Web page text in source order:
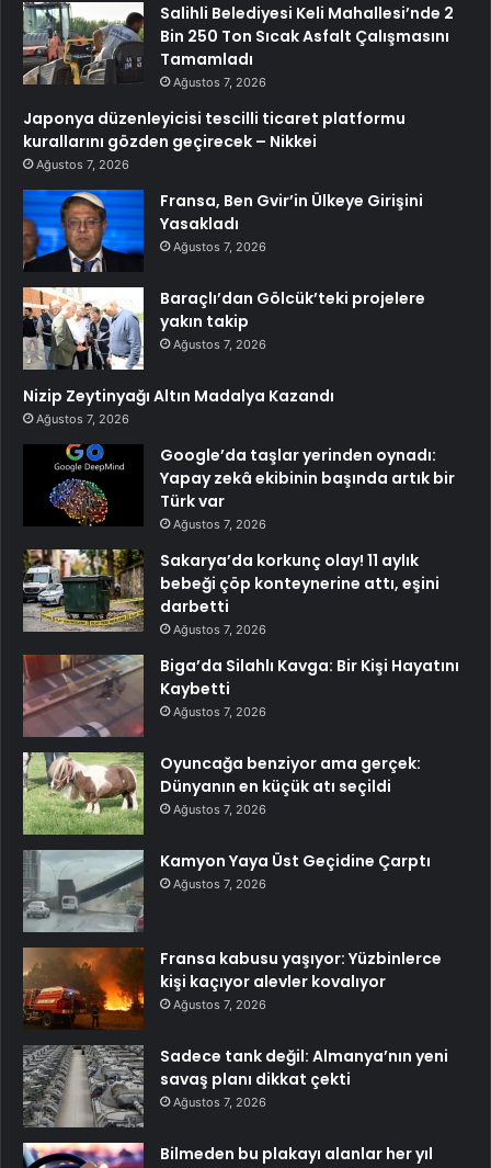
Salihli Belediyesi Keli Mahallesi’nde 2
Bin 250 Ton Sıcak Asfalt Çalışmasını
Tamamladı
Ağustos 7, 2026
Japonya düzenleyicisi tescilli ticaret platformu
kurallarını gözden geçirecek – Nikkei
Ağustos 7, 2026
Fransa, Ben Gvir’in Ülkeye Girişini
Yasakladı
Ağustos 7, 2026
Baraçlı’dan Gölcük’teki projelere
yakın takip
Ağustos 7, 2026
Nizip Zeytinyağı Altın Madalya Kazandı
Ağustos 7, 2026
Google’da taşlar yerinden oynadı:
Yapay zekâ ekibinin başında artık bir
Türk var
Ağustos 7, 2026
Sakarya’da korkunç olay! 11 aylık
bebeği çöp konteynerine attı, eşini
darbetti
Ağustos 7, 2026
Biga’da Silahlı Kavga: Bir Kişi Hayatını
Kaybetti
Ağustos 7, 2026
Oyuncağa benziyor ama gerçek:
Dünyanın en küçük atı seçildi
Ağustos 7, 2026
Kamyon Yaya Üst Geçidine Çarptı
Ağustos 7, 2026
Fransa kabusu yaşıyor: Yüzbinlerce
kişi kaçıyor alevler kovalıyor
Ağustos 7, 2026
Sadece tank değil: Almanya’nın yeni
savaş planı dikkat çekti
Ağustos 7, 2026
Bilmeden bu plakayı alanlar her yıl